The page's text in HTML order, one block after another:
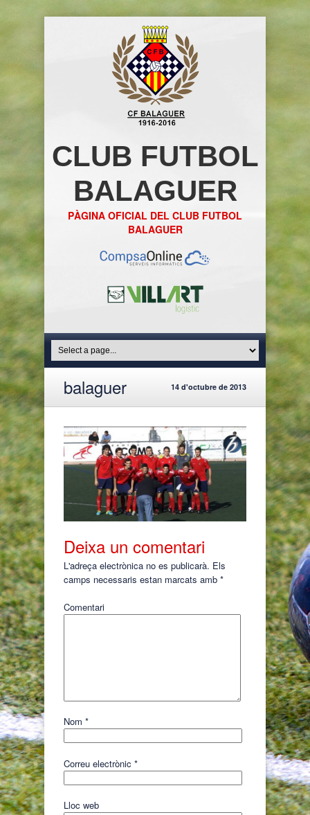
CLUB FUTBOL
BALAGUER
PÀGINA OFICIAL DEL CLUB FUTBOL
BALAGUER
balaguer 14 d'octubre de 2013
Deixa un comentari
L'adreça electrònica no es publicarà. Els
camps necessaris estan marcats amb *
Comentari
Nom *
Correu electrònic *
Lloc web